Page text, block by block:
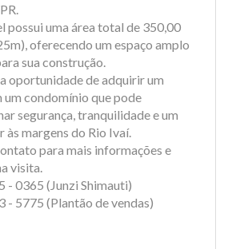
possui uma área total de 350,00
oferecendo um espaço amplo
sua construção.
oportunidade de adquirir um
um condomínio que pode
segurança, tranquilidade e um
às margens do Rio Ivaí.
para mais informações e
visita.
- 0365 (Junzi Shimauti)
- 5775 (Plantão de vendas)